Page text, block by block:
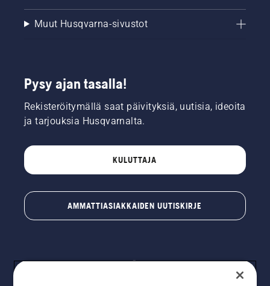
Muut Husqvarna-sivustot
Pysy ajan tasalla!
Rekisteröitymällä saat päivityksiä, uutisia, ideoita
ja tarjouksia Husqvarnalta.
KULUTTAJA
AMMATTIASIAKKAIDEN UUTISKIRJE